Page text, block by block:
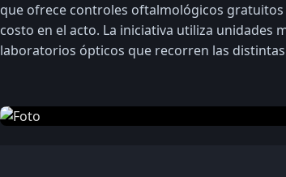
que ofrece controles oftalmológicos
costo en el acto. La iniciativa utiliza unidades
laboratorios ópticos que recorren las